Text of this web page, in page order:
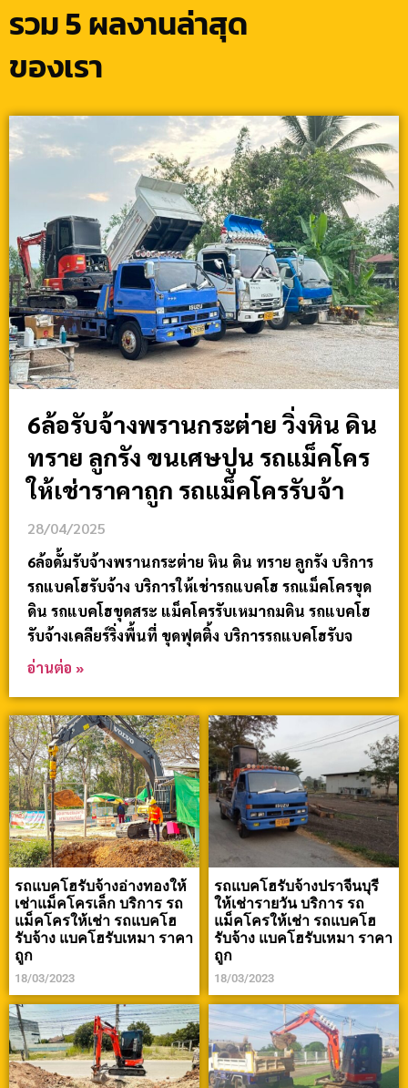
รวม 5 ผลงานล่าสุด
ของเรา
6ล้อรับจ้างพรานกระต่าย วิ่งหิน ดิน
ทราย ลูกรัง ขนเศษปูน รถแม็คโคร
ให้เช่าราคาถูก รถแม็คโครรับจ้า
28/04/2025
6ล้อดั้มรับจ้างพรานกระต่าย หิน ดิน ทราย ลูกรัง บริการ
รถแบคโฮรับจ้าง บริการให้เช่ารถแบคโฮ รถแม็คโครขุด
ดิน รถแบคโฮขุดสระ แม็คโครรับเหมาถมดิน รถแบคโฮ
รับจ้างเคลียร์ริ่งพื้นที่ ขุดฟุตติ้ง บริการรถแบคโฮรับจ
อ่านต่อ »
รถแบคโฮรับจ้างอ่างทองให้
เช่าแม็คโครเล็ก บริการ รถ
แม็คโครให้เช่า รถแบคโฮ
รับจ้าง แบคโฮรับเหมา ราคา
ถูก
18/03/2023
รถแบคโฮรับจ้างปราจีนบุรี
ให้เช่ารายวัน บริการ รถ
แม็คโครให้เช่า รถแบคโฮ
รับจ้าง แบคโฮรับเหมา ราคา
ถูก
18/03/2023